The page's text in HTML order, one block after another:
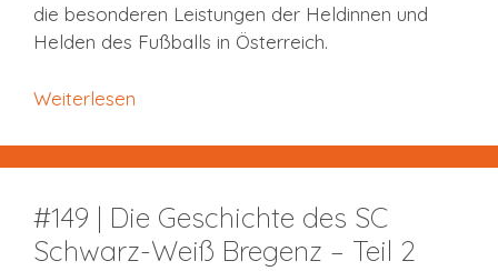
die besonderen Leistungen der Heldinnen und
Helden des Fußballs in Österreich.
Weiterlesen
#149 | Die Geschichte des SC
Schwarz-Weiß Bregenz – Teil 2